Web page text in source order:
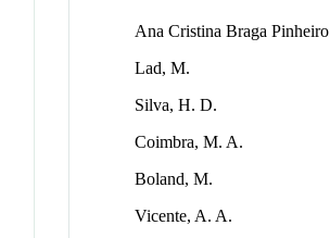
Ana Cristina Braga Pinheiro
Lad, M.
Silva, H. D.
Coimbra, M. A.
Boland, M.
Vicente, A. A.